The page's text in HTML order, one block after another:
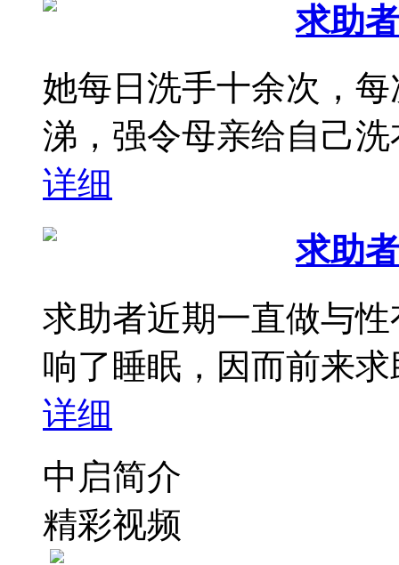
求助
她每日洗手十余次，
涕，强令母亲给自己
详细
求助
求助者近期一直做与
响了睡眠，因而前来
详细
中启简介
精彩视频